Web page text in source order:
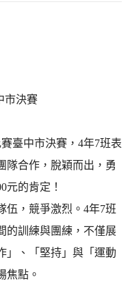
市決賽
臺中市決賽，4年7班表
隊合作，脫穎而出，勇
元的肯定！
伍，競爭激烈。4年7班
的訓練與團練，不僅展
」、「堅持」與「運動
焦點。